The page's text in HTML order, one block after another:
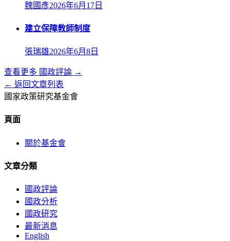
魏國彥2026年6月17日
建立保障教師制度
張瑞雄2026年6月8日
查看更多 國政評論 →
← 返回文章列表
國家政策研究基金會
頁面
關於基金會
文章分類
國政評論
國政分析
國政研究
最新消息
English